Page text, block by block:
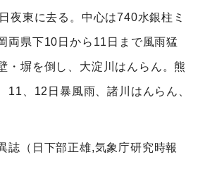
夜東に去る。中心は740水銀柱ミ
両県下10日から11日まで風雨猛
・塀を倒し、大淀川はんらん。熊
11、12日暴風雨、諸川はんらん、
誌（日下部正雄,気象庁研究時報